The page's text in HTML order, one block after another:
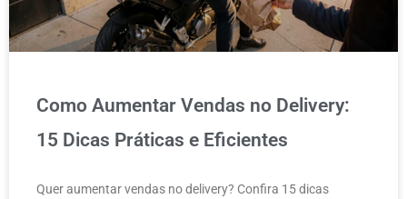
Como Aumentar Vendas no Delivery:
15 Dicas Práticas e Eficientes
Quer aumentar vendas no delivery? Confira 15 dicas